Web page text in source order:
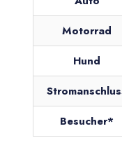
Motorrad
Hund
Besucher*